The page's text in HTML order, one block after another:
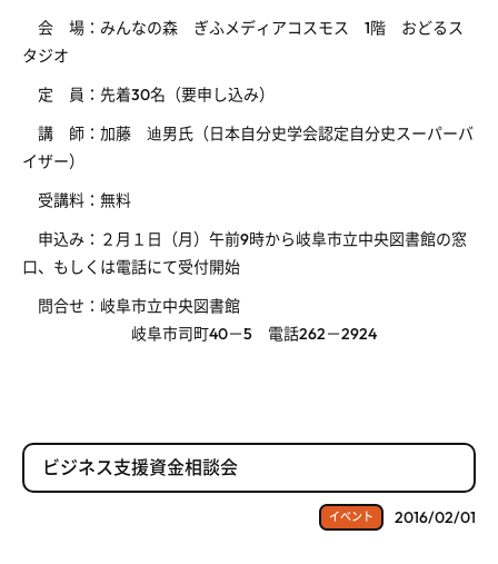
会 場：みんなの森 ぎふメディアコスモス 1階 おどるス
タジオ
定 員：先着30名（要申し込み）
講 師：加藤 迪男氏（日本自分史学会認定自分史スーパーバ
イザー）
受講料：無料
申込み：２月１日（月）午前9時から岐阜市立中央図書館の窓
口、もしくは電話にて受付開始
問合せ：岐阜市立中央図書館
岐阜市司町40－5 電話262－2924
ビジネス支援資金相談会
イベント 2016/02/01